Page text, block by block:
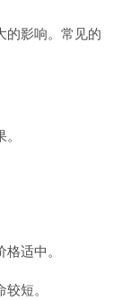
的影响。常见的
适中。
短。